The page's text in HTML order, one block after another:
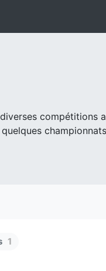
compétitions
1